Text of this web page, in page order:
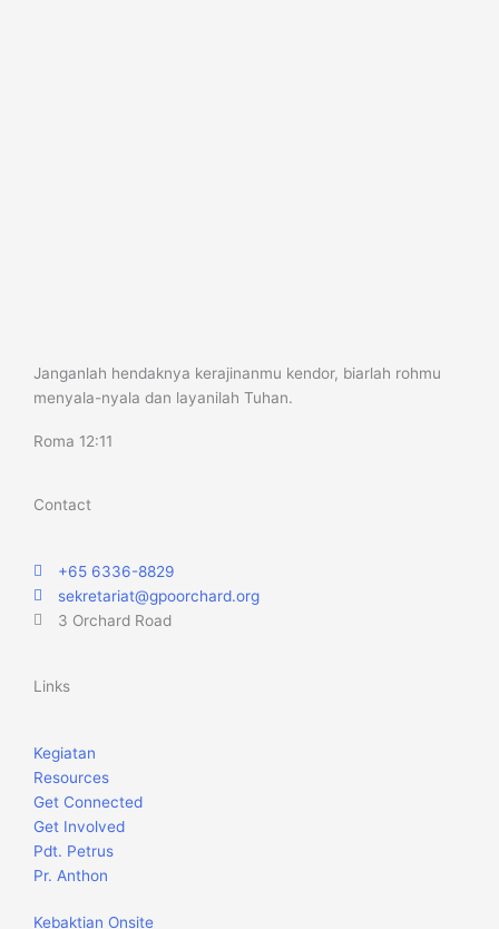
Janganlah hendaknya kerajinanmu kendor, biarlah rohmu
menyala-nyala dan layanilah Tuhan.
Roma 12:11
Contact
+65 6336-8829
sekretariat@gpoorchard.org
3 Orchard Road
Links
Kegiatan
Resources
Get Connected
Get Involved
Pdt. Petrus
Pr. Anthon
Kebaktian Onsite